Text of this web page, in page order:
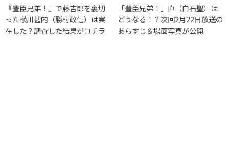
『豊臣兄弟！』で藤吉郎を裏切
った横川甚内（勝村政信）は実
在した？調査した結果がコチラ
「豊臣兄弟！」直（白石聖）は
どうなる！？次回2月22日放送の
あらすじ＆場面写真が公開